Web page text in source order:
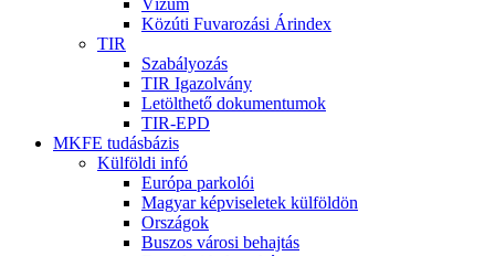
Vízum
Közúti Fuvarozási Árindex
TIR
Szabályozás
TIR Igazolvány
Letölthető dokumentumok
TIR-EPD
MKFE tudásbázis
Külföldi infó
Európa parkolói
Magyar képviseletek külföldön
Országok
Buszos városi behajtás